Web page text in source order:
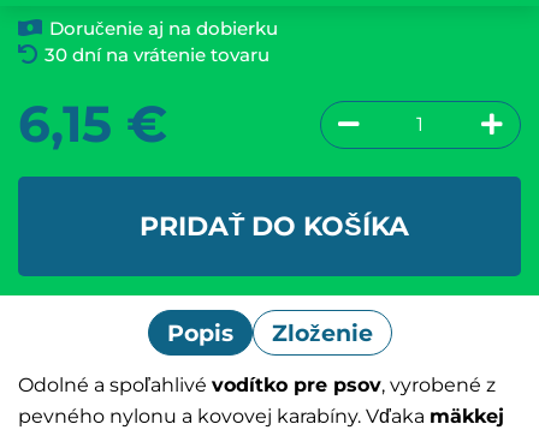
Doručenie aj na dobierku
30 dní na vrátenie tovaru
6,15 €
PRIDAŤ DO KOŠÍKA
Popis Zloženie
Odolné a spoľahlivé vodítko pre psov, vyrobené z
pevného nylonu a kovovej karabíny. Vďaka mäkkej